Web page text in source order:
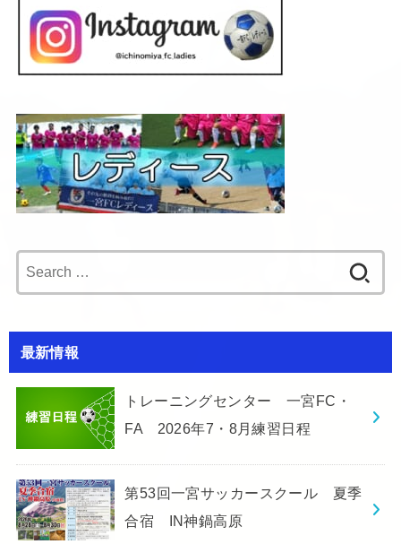
for:
最新情報
トレーニングセンター 一宮FC・
FA 2026年7・8月練習日程
第53回一宮サッカースクール 夏季
合宿 IN神鍋高原